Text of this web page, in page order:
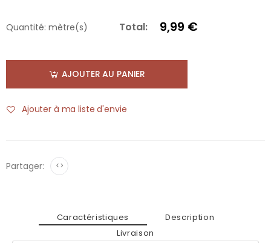
Quantité: mètre(s) Total: 9,99 €
AJOUTER AU PANIER
Ajouter à ma liste d'envie
Partager: <>
Caractéristiques
Description
Livraison